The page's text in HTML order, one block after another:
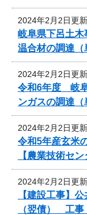
2024年2月2日更新
岐阜県下呂土木
温合材の調達
2024年2月2日更新
令和6年度 岐
ンガスの調達
2024年2月2日更新
令和5年産玄米
【農業技術セン
2024年2月2日更新
【建設工事】
（翌債） 工